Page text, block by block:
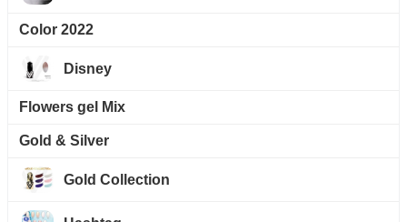
Color 2022
Disney
Flowers gel Mix
Gold & Silver
Gold Collection